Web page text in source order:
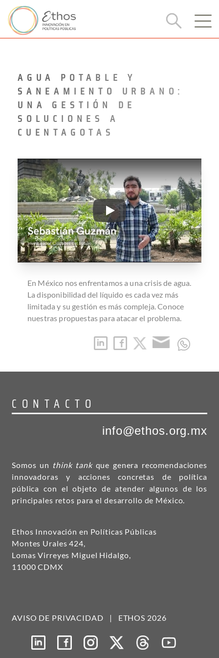
AGUA POTABLE Y
SANEAMIENTO URBANO:
UNA GESTIÓN DE
SOLUCIONES A
CUENTAGOTAS
AGUA POTABLE Y
En México nos enfrentamos a una crisis de agua.
La disponibilidad del líquido es cada vez más
limitada y su gestión es más compleja. Conoce
nuestras propuestas para atacar el problema.
CONTACTO
info@ethos.org.mx
Somos un think tankque genera recomendaciones
innovadoras y acciones concretas de política
pública con el objeto de atender algunos de los
principales retos para el desarrollo de México.
Ethos Innovación en Políticas Públicas
Montes Urales 424,
Lomas Virreyes Miguel Hidalgo,
11000 CDMX
AVISO DE PRIVACIDAD | ETHOS 2026